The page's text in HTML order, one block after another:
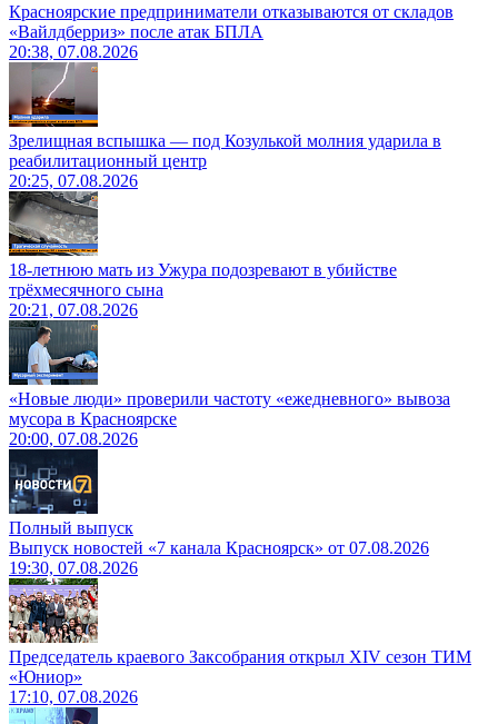
Красноярские предприниматели отказываются от складов
«Вайлдберриз» после атак БПЛА
20:38, 07.08.2026
Зрелищная вспышка — под Козулькой молния ударила в
реабилитационный центр
20:25, 07.08.2026
18-летнюю мать из Ужура подозревают в убийстве
трёхмесячного сына
20:21, 07.08.2026
«Новые люди» проверили частоту «ежедневного» вывоза
мусора в Красноярске
20:00, 07.08.2026
Полный выпуск
Выпуск новостей «7 канала Красноярск» от 07.08.2026
19:30, 07.08.2026
Председатель краевого Заксобрания открыл XIV сезон ТИМ
«Юниор»
17:10, 07.08.2026